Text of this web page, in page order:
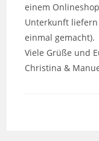
einem
Unterkunft liefern
einmal gemacht).
Viele Grüße und
Christina &